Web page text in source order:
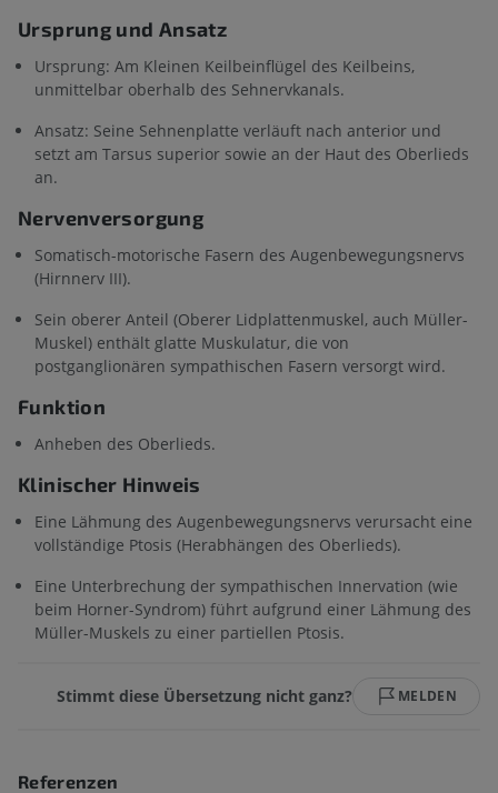
Ursprung und Ansatz
Ursprung: Am Kleinen Keilbeinflügel des Keilbeins,
unmittelbar oberhalb des Sehnervkanals.
Ansatz: Seine Sehnenplatte verläuft nach anterior und
setzt am Tarsus superior sowie an der Haut des Oberlieds
an.
Nervenversorgung
Somatisch-motorische Fasern des Augenbewegungsnervs
(Hirnnerv III).
Sein oberer Anteil (Oberer Lidplattenmuskel, auch Müller-
Muskel) enthält glatte Muskulatur, die von
postganglionären sympathischen Fasern versorgt wird.
Funktion
Anheben des Oberlieds.
Klinischer Hinweis
Eine Lähmung des Augenbewegungsnervs verursacht eine
vollständige Ptosis (Herabhängen des Oberlieds).
Eine Unterbrechung der sympathischen Innervation (wie
beim Horner-Syndrom) führt aufgrund einer Lähmung des
Müller-Muskels zu einer partiellen Ptosis.
Stimmt diese Übersetzung nicht ganz? MELDEN
Referenzen